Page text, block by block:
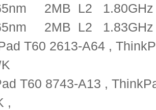
2MB L2
2MB L2 1.83GHz
T60 2613-A64 ,
T60 8743-A13 ,
,